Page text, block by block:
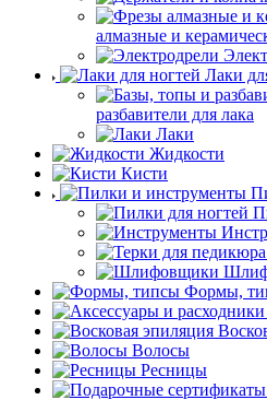
алмазные и
Лаки
разбавители для лака
Лаки
Жидкости
Кисти
Формы,
Волосы
Ресницы